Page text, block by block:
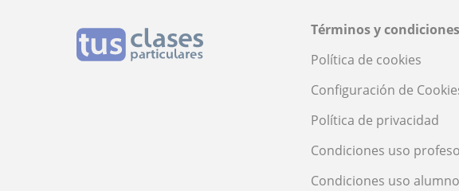
Términos y condiciones
Política de cookies
Configuración de
Política de privacidad
Condiciones uso
Condiciones uso